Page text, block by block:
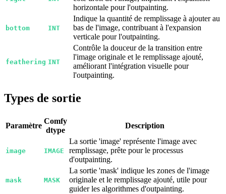
horizontale pour l'outpainting.
bottom INT
Indique la quantité de remplissage à ajouter au
bas de l'image, contribuant à l'expansion
verticale pour l'outpainting.
feathering INT
Contrôle la douceur de la transition entre
l'image originale et le remplissage ajouté,
améliorant l'intégration visuelle pour
l'outpainting.
Types de sortie
Paramètre
Comfy
dtype
Description
image IMAGE
La sortie 'image' représente l'image avec
remplissage, prête pour le processus
d'outpainting.
mask MASK
La sortie 'mask' indique les zones de l'image
originale et le remplissage ajouté, utile pour
guider les algorithmes d'outpainting.